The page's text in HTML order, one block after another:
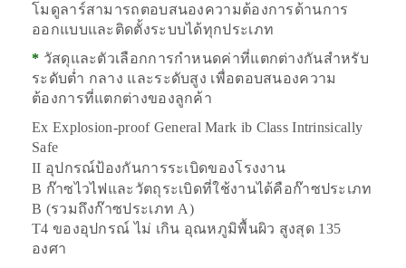
โมดูลาร์สามารถตอบสนองความต้องการด้านการ
ออกแบบและติดตั้งระบบได้ทุกประเภท
* วัสดุและตัวเลือกการกำหนดค่าที่แตกต่างกันสำหรับ
ระดับต่ำ กลาง และระดับสูง เพื่อตอบสนองความ
ต้องการที่แตกต่างของลูกค้า
Ex Explosion-proof General Mark ib Class Intrinsically
Safe
II อุปกรณ์ป้องกันการระเบิดของโรงงาน
B ก๊าซไวไฟและวัตถุระเบิดที่ใช้งานได้คือก๊าซประเภท
B (รวมถึงก๊าซประเภท A)
T4 ของอุปกรณ์ ไม่ เกิน อุณหภูมิพื้นผิว สูงสุด 135
องศา